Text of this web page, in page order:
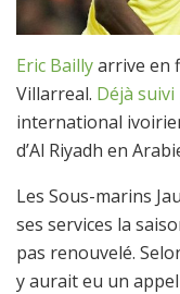
Eric Baillyarrive en
Villarreal. Déjà suivi
international
d’Al Riyadh en
Les Sous-marins
ses services la
pas renouvelé.
y aurait eu un appel